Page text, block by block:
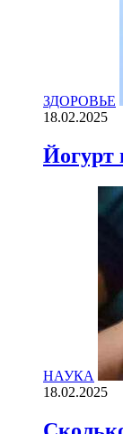
ЗДОРОВЬЕ
18.02.2025
Йогурт
НАУКА
18.02.2025